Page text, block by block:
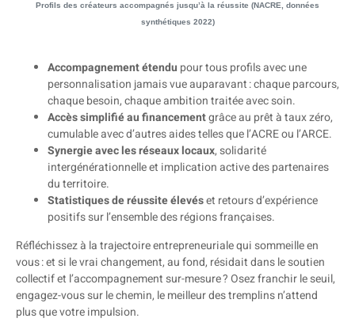
Profils des créateurs accompagnés jusqu’à la réussite (NACRE, données
synthétiques 2022)
Accompagnement étendu pour tous profils avec une
personnalisation jamais vue auparavant : chaque parcours,
chaque besoin, chaque ambition traitée avec soin.
Accès simplifié au financementgrâce au prêt à taux zéro,
cumulable avec d’autres aides telles que l’ACRE ou l’ARCE.
Synergie avec les réseaux locaux, solidarité
intergénérationnelle et implication active des partenaires
du territoire.
Statistiques de réussite élevéset retours d’expérience
positifs sur l’ensemble des régions françaises.
Réfléchissez à la trajectoire entrepreneuriale qui sommeille en
vous : et si le vrai changement, au fond, résidait dans le soutien
collectif et l’accompagnement sur-mesure ? Osez franchir le seuil,
engagez-vous sur le chemin, le meilleur des tremplins n’attend
plus que votre impulsion.